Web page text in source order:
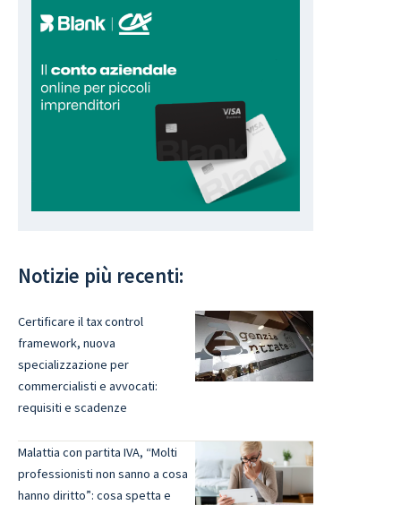
Notizie più recenti:
Certificare il tax control
framework, nuova
specializzazione per
commercialisti e avvocati:
requisiti e scadenze
Malattia con partita IVA, “Molti
professionisti non sanno a cosa
hanno diritto”: cosa spetta e